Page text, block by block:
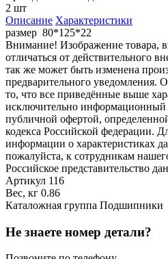
2 шт
Описание Характеристики
размер 80*125*22
Внимание! Изображение товара,
отличаться от действительного
так же может быть изменена
предварительного уведомления.
то, что все приведённые выше
исключительно информационный
публичной офертой,
кодекса Российской федерации.
информации о характеристиках
пожалуйста, к сотрудникам
Российское представительство
Артикул 116
Вес, кг 0.86
Каталожная группа Подшипники
Не знаете номер детали?